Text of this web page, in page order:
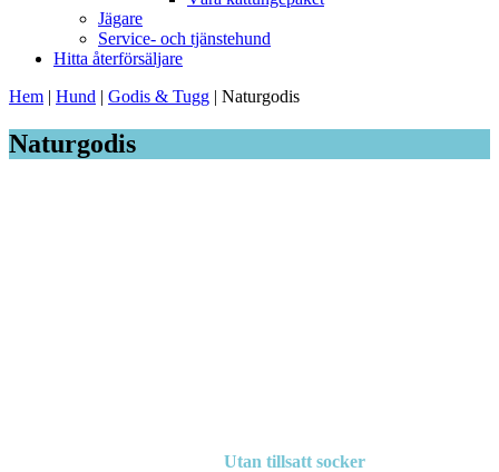
Jägare
Service- och tjänstehund
Hitta återförsäljare
Hem | Hund | Godis & Tugg | Naturgodis
Naturgodis
Utan tillsatt socker